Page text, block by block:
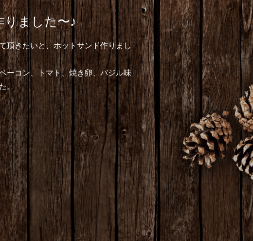
ました〜♪
頂きたいと、ホットサンド作りまし
ーコン、トマト、焼き卵、バジル味
。